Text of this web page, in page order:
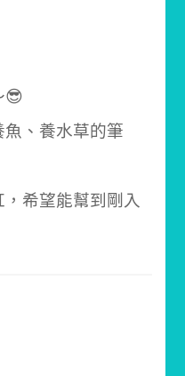
😎
、養水草的筆
，希望能幫到剛入